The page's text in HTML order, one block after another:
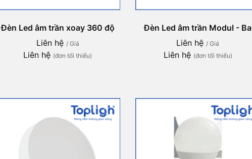
Đèn Led âm trần xoay 360 độ
Liên hệ / Giá
Liên hệ (đơn tối thiểu)
Đèn Led âm trần Modul - Ba
Liên hệ / Giá
Liên hệ (đơn tối thiểu)